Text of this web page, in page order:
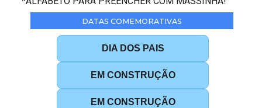
DATAS COMEMORATIVAS
DIA DOS PAIS
EM CONSTRUÇÃO
EM CONSTRUÇÃO